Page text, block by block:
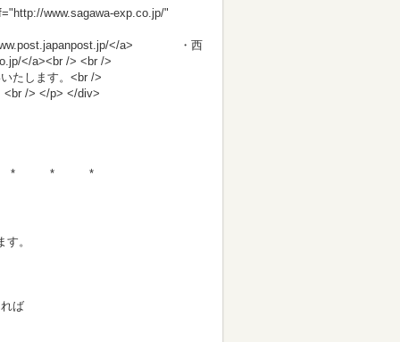
www.sagawa-exp.co.jp/"
www.post.japanpost.jp/</a> ・西
</a><br /> <br />
たします。<br />
<br /> </p> </div>
* *
。
ば